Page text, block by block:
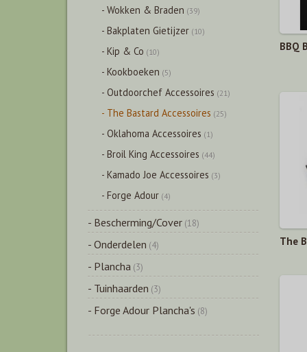
BBQ
The
- Wokken & Braden (39)
- Bakplaten Gietijzer (10)
- Kip & Co (10)
- Kookboeken (5)
- Outdoorchef Accessoires (21)
- The Bastard Accessoires (25)
- Oklahoma Accessoires (1)
- Broil King Accessoires (44)
- Kamado Joe Accessoires (3)
- Forge Adour (4)
- Bescherming/Cover (18)
- Onderdelen (4)
- Plancha (3)
- Tuinhaarden (3)
- Forge Adour Plancha's (8)